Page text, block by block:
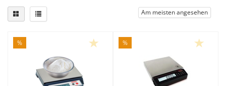
Am meisten angesehen
% %